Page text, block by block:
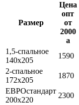
Размер
Цена
опт
от
2000
a
1,5-спальное
140х205
1590
2-спальное
172х205
1870
ЕВРОстандарт
200х220
2300